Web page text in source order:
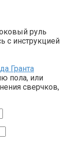
руль
с инструкцией
Гранта
пола, или
сверчков,